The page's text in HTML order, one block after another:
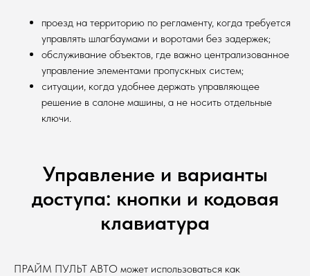
проезд на территорию по регламенту, когда требуется
управлять шлагбаумами и воротами без задержек;
обслуживание объектов, где важно централизованное
управление элементами пропускных систем;
ситуации, когда удобнее держать управляющее
решение в салоне машины, а не носить отдельные
ключи.
Управление и варианты
доступа: кнопки и кодовая
клавиатура
ПРАЙМ ПУЛЬТ АВТО может использоваться как